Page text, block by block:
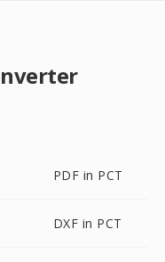
PDF in PCT
DXF in PCT